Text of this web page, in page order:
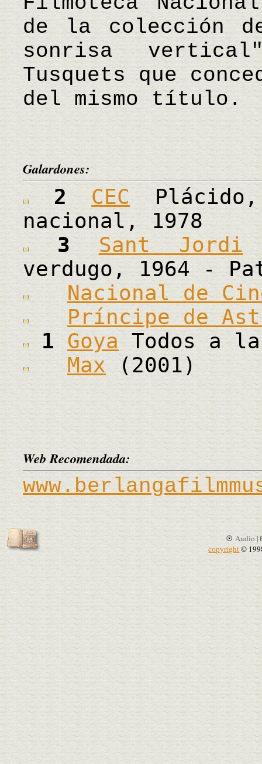
de la colección
sonrisa
Tusquets que
del mismo título.
Galardones:
2CECPlácido,
nacional, 1978
3 Sant Jordi
verdugo, 1964 -
Nacional de
Príncipe de
1GoyaTodos a
Max(2001)
Web Recomendada:
Audio |
copyright©